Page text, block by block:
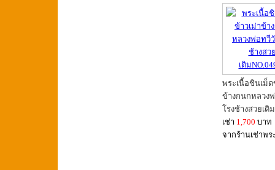
พระเนื้อชินเม็ด
ข้างกนกหลวง
โรงช้างสวยเดิ
เช่า 1,700 บาท
จากร้านเช่าพ